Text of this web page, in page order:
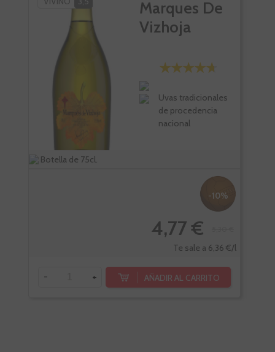
Marques De
Vizhoja
Uvas tradicionales
de procedencia
nacional
Botella de 75cl.
-10%
4,77 €
Te sale a 6,36 €/l
- + AÑADIR AL CARRITO